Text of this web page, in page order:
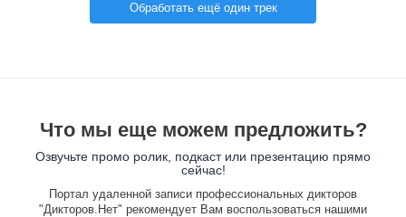
Обработать ещё один трек
Что мы еще можем предложить?
Озвучьте промо ролик, подкаст или презентацию прямо
сейчас!
Портал удаленной записи профессиональных дикторов
"Дикторов.Нет" рекомендует Вам воспользоваться нашими